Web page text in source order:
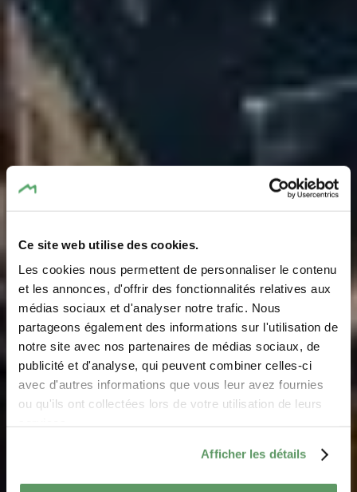
Ce site web utilise des cookies.
Les cookies nous permettent de personnaliser le contenu
et les annonces, d'offrir des fonctionnalités relatives aux
médias sociaux et d'analyser notre trafic. Nous
partageons également des informations sur l'utilisation de
notre site avec nos partenaires de médias sociaux, de
publicité et d'analyse, qui peuvent combiner celles-ci
avec d'autres informations que vous leur avez fournies
ou qu'ils ont collectées lors de votre utilisation de leurs
Afficher les détails
La région et ses
communes
Découvrez le charme des localités de la Région